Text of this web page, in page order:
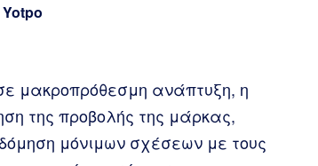
μακροπρόθεσμη ανάπτυξη, η
της προβολής της μάρκας,
μόνιμων σχέσεων με τους